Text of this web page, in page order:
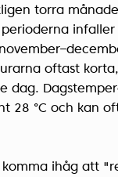
torra
infaller
oftast
dag.
28 °C och kan
ihåg att